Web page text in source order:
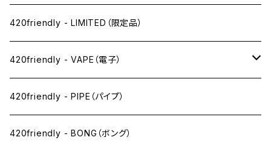
420friendly - LIMITED（限定品）
420friendly - VAPE（電子）
ペン下
ニコパフ系
420friendly - PIPE（パイプ）
420friendly - BONG（ボング）